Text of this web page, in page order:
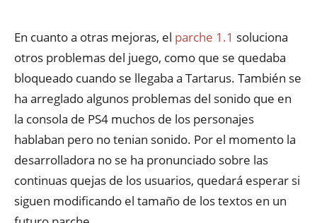
En cuanto a otras mejoras, el parche 1.1 soluciona
otros problemas del juego, como que se quedaba
bloqueado cuando se llegaba a Tartarus. También se
ha arreglado algunos problemas del sonido que en
la consola de PS4 muchos de los personajes
hablaban pero no tenian sonido. Por el momento la
desarrolladora no se ha pronunciado sobre las
continuas quejas de los usuarios, quedará esperar si
siguen modificando el tamaño de los textos en un